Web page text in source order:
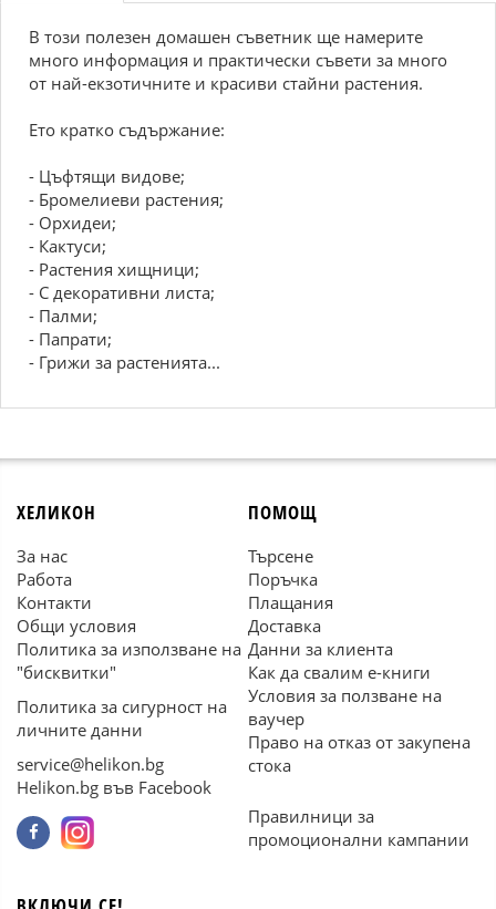
В този полезен домашен съветник ще намерите
много информация и практически съвети за много
от най-екзотичните и красиви стайни растения.
Ето кратко съдържание:
- Цъфтящи видове;
- Бромелиеви растения;
- Орхидеи;
- Кактуси;
- Растения хищници;
- С декоративни листа;
- Палми;
- Папрати;
- Грижи за растенията...
ХЕЛИКОН
За нас
Работа
Контакти
Общи условия
Политика за използване на
"бисквитки"
Политика за сигурност на
личните данни
service@helikon.bg
Helikon.bg във Facebook
ПОМОЩ
Търсене
Поръчка
Плащания
Доставка
Данни за клиента
Как да свалим е-книги
Условия за ползване на
ваучер
Право на отказ от закупена
стока
Правилници за
промоционални кампании